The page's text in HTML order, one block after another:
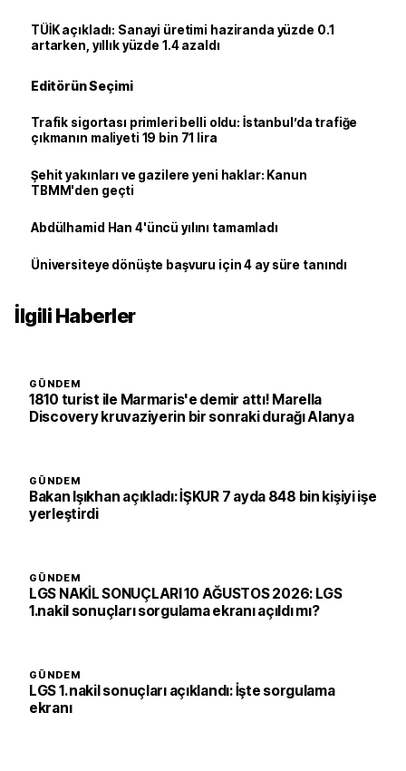
TÜİK açıkladı: Sanayi üretimi haziranda yüzde 0.1
artarken, yıllık yüzde 1.4 azaldı
Editörün Seçimi
Trafik sigortası primleri belli oldu: İstanbul’da trafiğe
çıkmanın maliyeti 19 bin 71 lira
Şehit yakınları ve gazilere yeni haklar: Kanun
TBMM'den geçti
Abdülhamid Han 4'üncü yılını tamamladı
Üniversiteye dönüşte başvuru için 4 ay süre tanındı
İlgili Haberler
GÜNDEM
1810 turist ile Marmaris'e demir attı! Marella
Discovery kruvaziyerin bir sonraki durağı Alanya
GÜNDEM
Bakan Işıkhan açıkladı: İŞKUR 7 ayda 848 bin kişiyi işe
yerleştirdi
GÜNDEM
LGS NAKİL SONUÇLARI 10 AĞUSTOS 2026: LGS
1.nakil sonuçları sorgulama ekranı açıldı mı?
GÜNDEM
LGS 1. nakil sonuçları açıklandı: İşte sorgulama
ekranı